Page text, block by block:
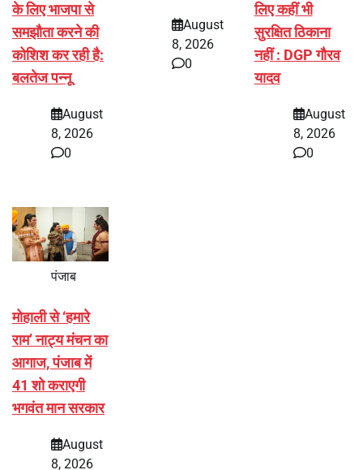
के लिए भाजपा से
समझौता करने की
कोशिश कर रही है:
बलतेज पन्नू
August
8, 2026
0
August
8, 2026
0
लिए कहीं भी
सुरक्षित ठिकाना
नहीं : DGP गौरव
यादव
August
8, 2026
0
पंजाब
मोहाली से ‘हमारे
राम’ नाट्य मंचन का
आगाज, पंजाब में
41 शो कराएगी
भगवंत मान सरकार
August
8, 2026